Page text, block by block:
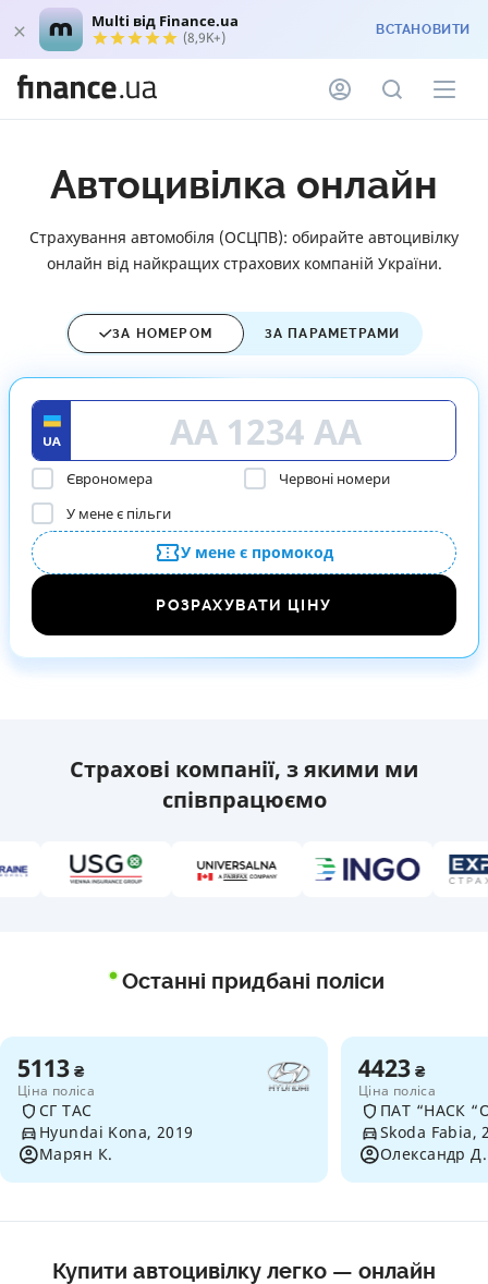
Multi від Finance.ua
(8,9K+) ВСТАНОВИТИ
Автоцивілка онлайн
Страхування автомобіля (ОСЦПВ): обирайте автоцивілку
онлайн від найкращих страхових компаній України.
ЗА НОМЕРОМ ЗА ПАРАМЕТРАМИ
У мене є промокод
Єврономера
Червоні номери
У мене є пільги
РОЗРАХУВАТИ ЦІНУ
Страхові компанії, з якими ми
співпрацюємо
Останні придбані поліси
5113 ₴
Ціна поліса
СГ ТАС
Hyundai Kona, 2019
Марян К.
4423 ₴
Ціна поліса
ПАТ “НАСК
Skoda Fabia,
Олександр Д.
Купити автоцивілку легко — онлайн